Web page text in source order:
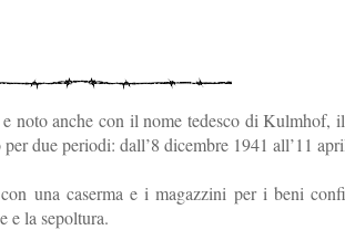
noto anche con il nome tedesco di Kulmhof,
due periodi: dall’8 dicembre 1941 all’11
una caserma e i magazzini per i beni
e la sepoltura.